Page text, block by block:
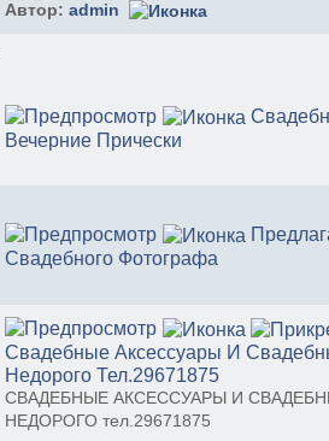
Автор: admin
Вечерние Прически
Свадебного Фотографа
Свадебные Аксессуары И
Недорого Тел.29671875
СВАДЕБНЫЕ АКСЕССУАРЫ И
НЕДОРОГО тел.29671875